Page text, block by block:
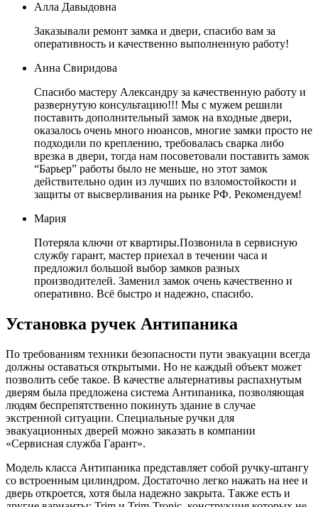
Алла Давыдовна
Заказывали ремонт замка и двери, спасибо вам за
оперативность и качественно выполненную работу!
Анна Свиридова
Спасибо мастеру Александру за качественную работу и
развернутую консультацию!!! Мы с мужем решили
поставить дополнительный замок на входные двери,
оказалось очень много нюансов, многие замки просто не
подходили по креплению, требовалась сварка либо
врезка в двери, тогда нам посоветовали поставить замок
“Барьер” работы было не меньше, но этот замок
действительно один из лучших по взломостойкости и
защиты от высверливания на рынке РФ. Рекомендуем!
Мария
Потеряла ключи от квартиры.Позвонила в сервисную
службу гарант, мастер приехал в течении часа и
предложил большой выбор замков разных
производителей. Заменил замок очень качественно и
оперативно. Всё быстро и надежно, спасибо.
Установка ручек Антипаника
По требованиям техники безопасности пути эвакуации всегда
должны оставаться открытыми. Но не каждый объект может
позволить себе такое. В качестве альтернативы распахнутым
дверям была предложена система Антипаника, позволяющая
людям беспрепятственно покинуть здание в случае
экстренной ситуации. Специальные ручки для
эвакуационных дверей можно заказать в компании
«Сервисная служба Гарант».
Модель класса Антипаника представляет собой ручку-штангу
со встроенным цилиндром. Достаточно легко нажать на нее и
дверь откроется, хотя была надежно закрыта. Также есть и